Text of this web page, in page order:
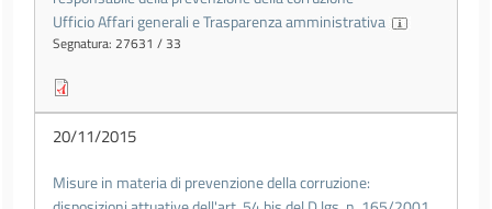
Ufficio Affari generali e Trasparenza amministrativa
Segnatura: 27631 / 33
20/11/2015
Misure in materia di prevenzione della corruzione: